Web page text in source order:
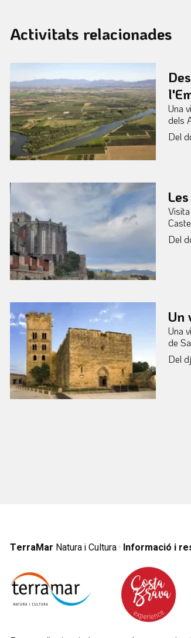
Activitats relacionades
Una
dels
Del
Del
Un
Una
de
Del
TerraMar Natura i Cultura · Informació i